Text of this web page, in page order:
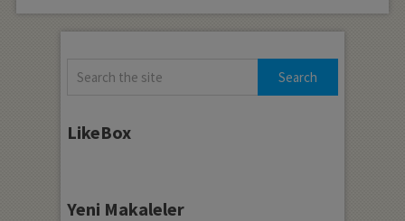
LikeBox
Yeni Makaleler